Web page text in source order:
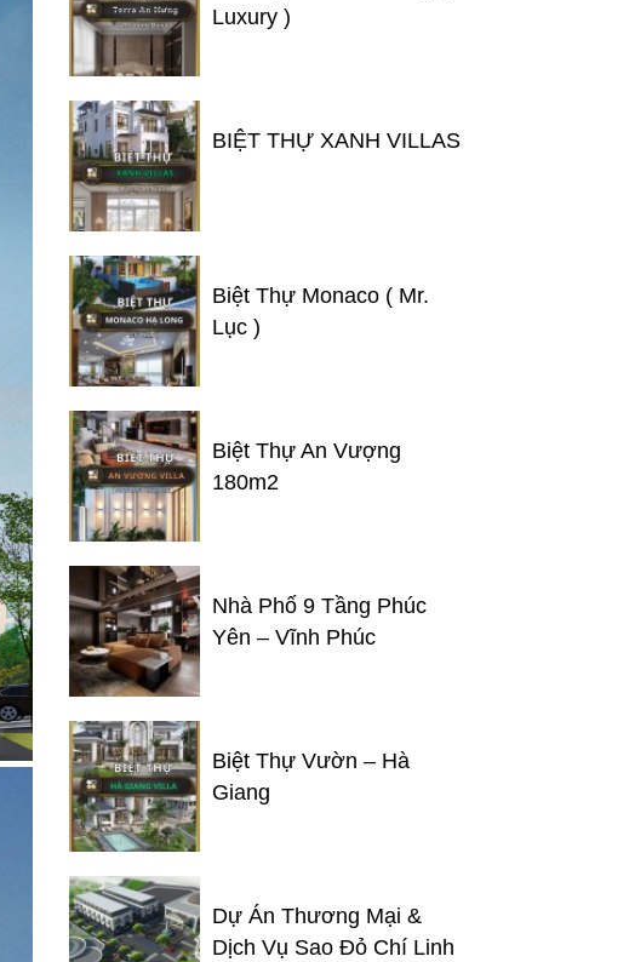
Luxury )
BIỆT THỰ XANH VILLAS
Biệt Thự Monaco ( Mr.
Lục )
Biệt Thự An Vượng
180m2
Nhà Phố 9 Tầng Phúc
Yên – Vĩnh Phúc
Biệt Thự Vườn – Hà
Giang
Dự Án Thương Mại &
Dịch Vụ Sao Đỏ Chí Linh